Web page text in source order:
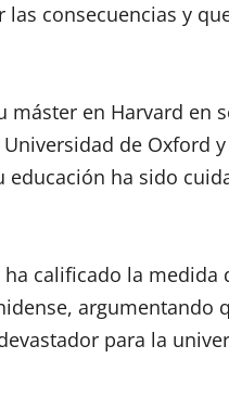
consecuencias y
máster en Harvard en
de Oxford
educación ha sido
calificado la medida
argumentando
para la